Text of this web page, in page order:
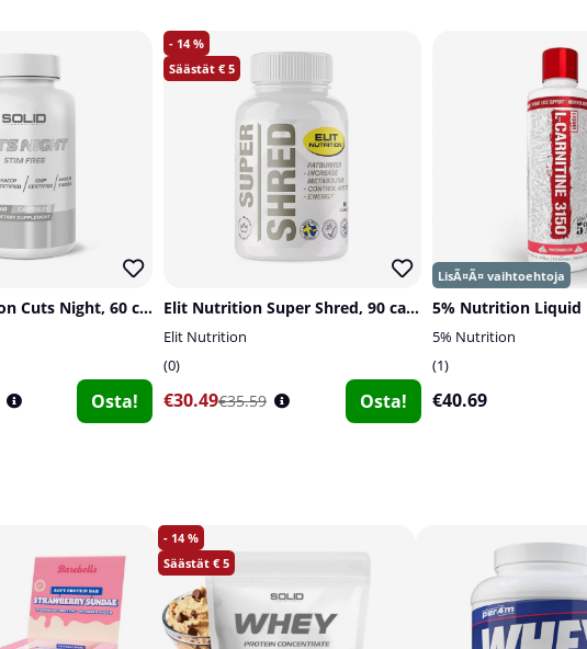
SOLID Nutrition Cuts Night, 60 caps
Osta!
14
5
Elit Nutrition Super Shred, 90 caps
Elit Nutrition
0
€30.49€35.59 Osta!
5% Nutrition
1
€40.69
14
5